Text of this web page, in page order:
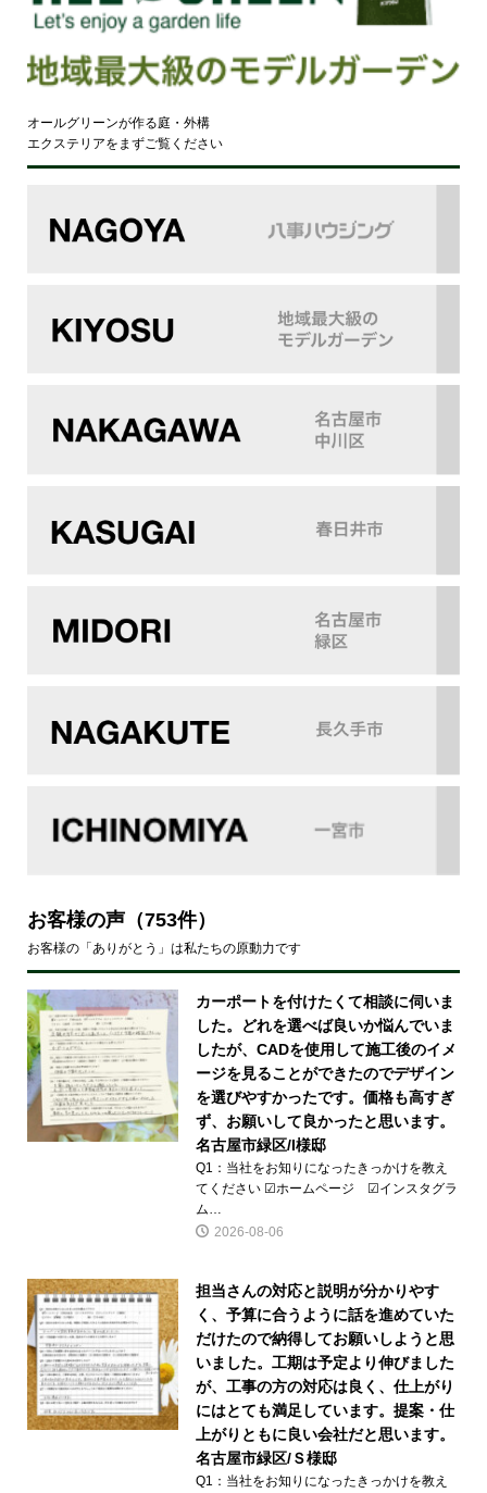
オールグリーンが作る庭・外構
エクステリアをまずご覧ください
お客様の声（753件）
お客様の「ありがとう」は私たちの原動力です
カーポートを付けたくて相談に伺いま
した。どれを選べば良いか悩んでいま
したが、CADを使用して施工後のイメ
ージを見ることができたのでデザイン
を選びやすかったです。価格も高すぎ
ず、お願いして良かったと思います。
名古屋市緑区/I様邸
Q1：当社をお知りになったきっかけを教え
てください ☑ホームページ ☑インスタグラ
ム…
2026-08-06
担当さんの対応と説明が分かりやす
く、予算に合うように話を進めていた
だけたので納得してお願いしようと思
いました。工期は予定より伸びました
が、工事の方の対応は良く、仕上がり
にはとても満足しています。提案・仕
上がりともに良い会社だと思います。
名古屋市緑区/Ｓ様邸
Q1：当社をお知りになったきっかけを教え